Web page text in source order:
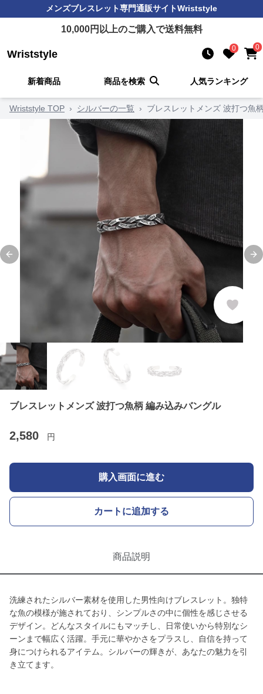
メンズブレスレット専門通販サイトWriststyle
10,000円以上のご購入で送料無料
Wriststyle 0 0
新着商品 商品を検索 人気ランキング
Wriststyle TOP › シルバーの一覧 › ブレスレットメンズ 波打つ魚
Previous slide
ブレスレットメンズ 波打つ魚柄 編み込みバングル
2,580 円
購入画面に進む
カートに追加する
商品説明
洗練されたシルバー素材を使用した男性向けブレスレット。独特
な魚の模様が施されており、シンプルさの中に個性を感じさせる
デザイン。どんなスタイルにもマッチし、日常使いから特別なシ
ーンまで幅広く活躍。手元に華やかさをプラスし、自信を持って
身につけられるアイテム。シルバーの輝きが、あなたの魅力を引
き立てます。